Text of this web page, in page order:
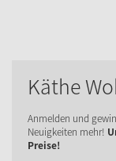
Käthe
Anmelden und
Neuigkeiten mehr!
Preise!